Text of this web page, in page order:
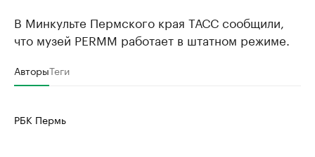
В Минкульте Пермского края ТАСС сообщили,
что музей PERMM работает в штатном режиме.
АвторыТеги
РБК Пермь